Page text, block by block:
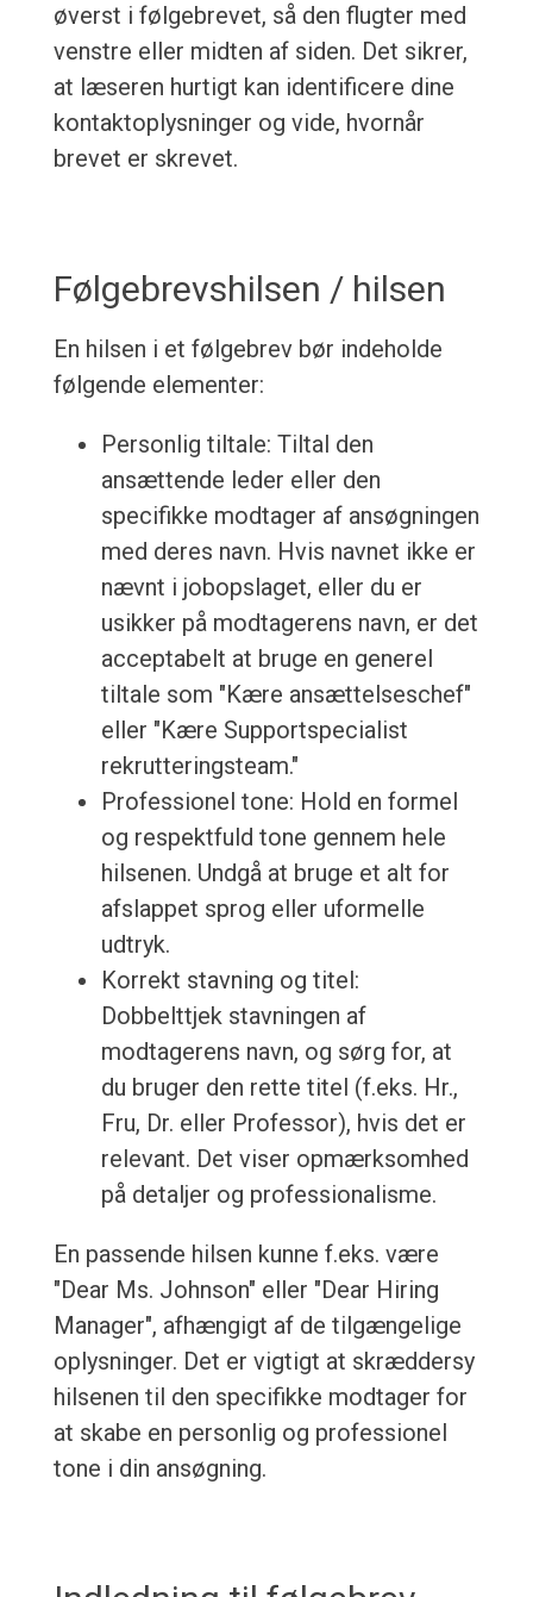
øverst i følgebrevet, så den flugter med
venstre eller midten af siden. Det sikrer,
at læseren hurtigt kan identificere dine
kontaktoplysninger og vide, hvornår
brevet er skrevet.
Følgebrevshilsen / hilsen
En hilsen i et følgebrev bør indeholde
følgende elementer:
Personlig tiltale: Tiltal den
ansættende leder eller den
specifikke modtager af ansøgningen
med deres navn. Hvis navnet ikke er
nævnt i jobopslaget, eller du er
usikker på modtagerens navn, er det
acceptabelt at bruge en generel
tiltale som "Kære ansættelseschef"
eller "Kære Supportspecialist
rekrutteringsteam."
Professionel tone: Hold en formel
og respektfuld tone gennem hele
hilsenen. Undgå at bruge et alt for
afslappet sprog eller uformelle
udtryk.
Korrekt stavning og titel:
Dobbelttjek stavningen af
modtagerens navn, og sørg for, at
du bruger den rette titel (f.eks. Hr.,
Fru, Dr. eller Professor), hvis det er
relevant. Det viser opmærksomhed
på detaljer og professionalisme.
En passende hilsen kunne f.eks. være
"Dear Ms. Johnson" eller "Dear Hiring
Manager", afhængigt af de tilgængelige
oplysninger. Det er vigtigt at skræddersy
hilsenen til den specifikke modtager for
at skabe en personlig og professionel
tone i din ansøgning.